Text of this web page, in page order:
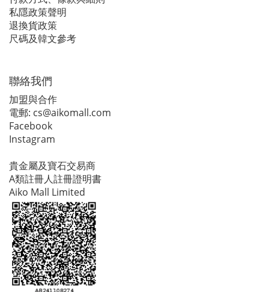
私隱政策聲明
退換貨政策
尺碼及韓文參考
聯絡我們
加盟與合作
電郵: cs@aikomall.com
Facebook
Instagram
貴金屬及寶石交易商
A類註冊人註冊證明書
Aiko Mall Limited